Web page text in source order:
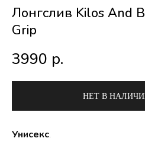
Лонгслив Kilos And
Grip
3990 р.
НЕТ В
Унисекс.